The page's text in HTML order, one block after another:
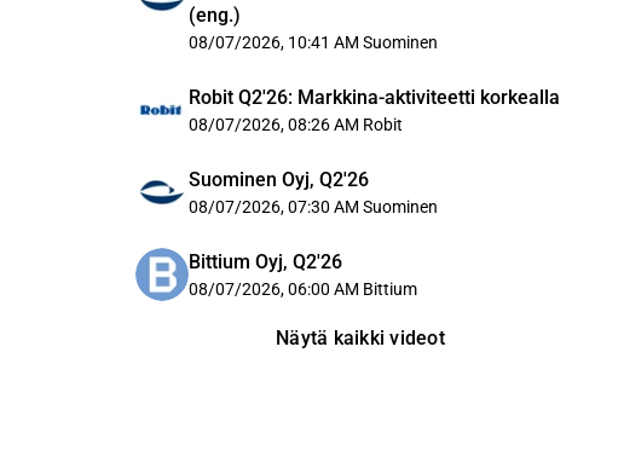
(eng.)
08/07/2026, 10:41 AM Suominen
Robit Q2'26: Markkina-aktiviteetti korkealla
08/07/2026, 08:26 AM Robit
Suominen Oyj, Q2'26
08/07/2026, 07:30 AM Suominen
Bittium Oyj, Q2'26
08/07/2026, 06:00 AM Bittium
Näytä kaikki videot